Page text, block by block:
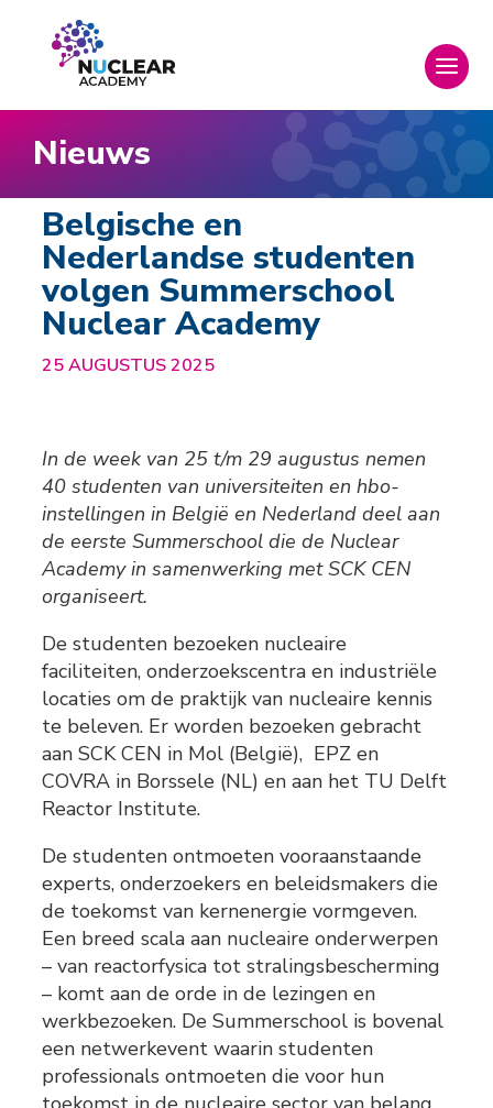
Nieuws
Belgische en
Nederlandse studenten
volgen Summerschool
Nuclear Academy
25 AUGUSTUS 2025
In de week van 25 t/m 29 augustus nemen
40 studenten van universiteiten en hbo-
instellingen in België en Nederland deel aan
de eerste Summerschool die de Nuclear
Academy in samenwerking met SCK CEN
organiseert.
De studenten bezoeken nucleaire
faciliteiten, onderzoekscentra en industriële
locaties om de praktijk van nucleaire kennis
te beleven. Er worden bezoeken gebracht
aan SCK CEN in Mol (België), EPZ en
COVRA in Borssele (NL) en aan het TU Delft
Reactor Institute.
De studenten ontmoeten vooraanstaande
experts, onderzoekers en beleidsmakers die
de toekomst van kernenergie vormgeven.
Een breed scala aan nucleaire onderwerpen
– van reactorfysica tot stralingsbescherming
– komt aan de orde in de lezingen en
werkbezoeken. De Summerschool is bovenal
een netwerkevent waarin studenten
professionals ontmoeten die voor hun